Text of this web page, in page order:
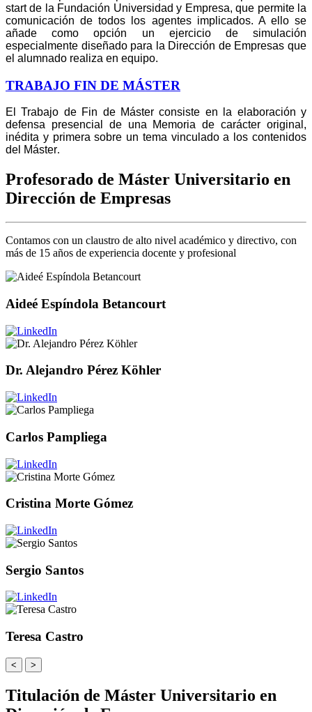
start de la Fundación Universidad y Empresa, que permite la
comunicación de todos los agentes implicados. A ello se
añade como opción un ejercicio de simulación
especialmente diseñado para la Dirección de Empresas que
el alumnado realiza en equipo.
TRABAJO FIN DE MÁSTER
El Trabajo de Fin de Máster consiste en la elaboración y
defensa presencial de una Memoria de carácter original,
inédita y primera sobre un tema vinculado a los contenidos
del Máster.
Profesorado de Máster Universitario en
Dirección de Empresas
Contamos con un claustro de alto nivel académico y directivo, con
más de 15 años de experiencia docente y profesional
Aideé Espíndola Betancourt
Dr. Alejandro Pérez Köhler
Carlos Pampliega
Cristina Morte Gómez
Sergio Santos
Teresa Castro
< >
Titulación de Máster Universitario en